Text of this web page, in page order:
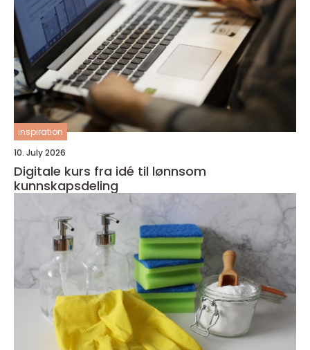
inspiration
10. July 2026
Digitale kurs fra idé til lønnsom
kunnskapsdeling